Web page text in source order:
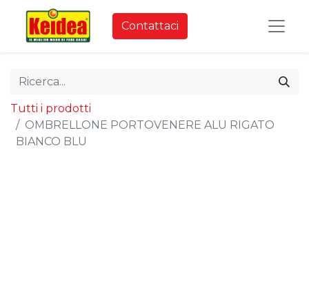
Contattaci
Tutti i prodotti
OMBRELLONE PORTOVENERE ALU RIGATO
BIANCO BLU